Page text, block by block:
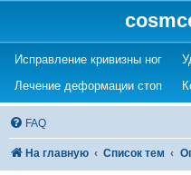
Исправление кривизны ног
Лечение деформации стоп
FAQ
На главную Список тем